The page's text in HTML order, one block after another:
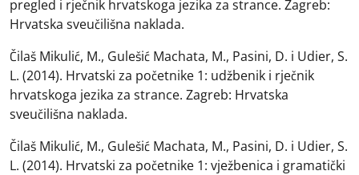
pregled i rječnik hrvatskoga jezika za strance. Zagreb:
Hrvatska sveučilišna naklada.
Čilaš Mikulić, M., Gulešić Machata, M., Pasini, D. i Udier, S.
L. (2014). Hrvatski za početnike 1: udžbenik i rječnik
hrvatskoga jezika za strance. Zagreb: Hrvatska
sveučilišna naklada.
Čilaš Mikulić, M., Gulešić Machata, M., Pasini, D. i Udier, S.
L. (2014). Hrvatski za početnike 1: vježbenica i gramatički